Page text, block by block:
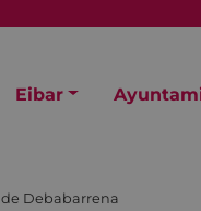
Eibar
Debabarrena